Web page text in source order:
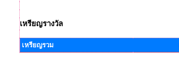
เหรียญรางวัล
เหรียญรวม